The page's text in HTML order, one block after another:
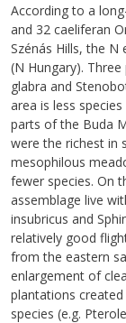
According to a
and 32 caeliferan
Szénás Hills, the
(N Hungary).
glabra and
area is less
parts of the Buda
were the richest in
mesophilous
fewer species. On
assemblage live
insubricus and
relatively good
from the eastern
enlargement of
plantations
species (e.g.